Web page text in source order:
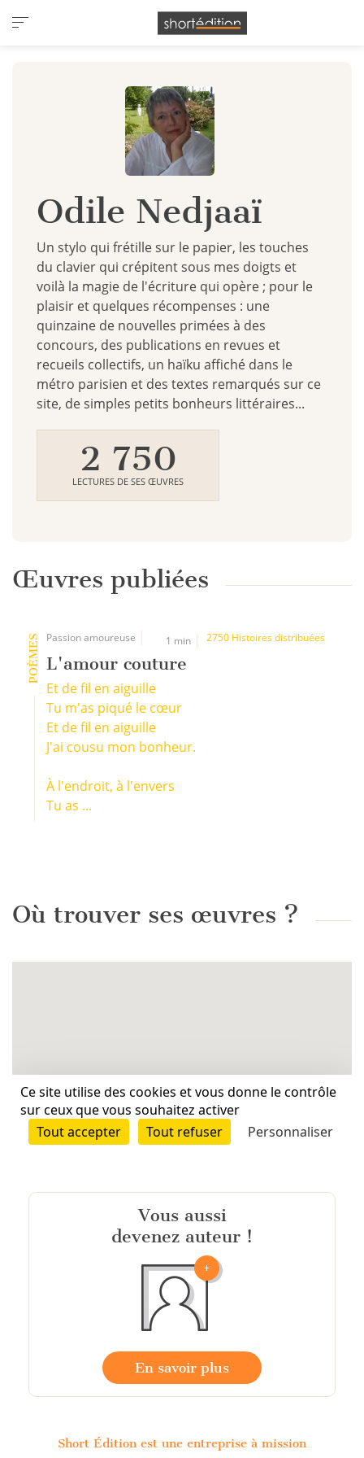
Panneau de gestion des cookies
Odile Nedjaaï
Un stylo qui frétille sur le papier, les touches
du clavier qui crépitent sous mes doigts et
voilà la magie de l'écriture qui opère ; pour le
plaisir et quelques récompenses : une
quinzaine de nouvelles primées à des
concours, des publications en revues et
recueils collectifs, un haïku affiché dans le
métro parisien et des textes remarqués sur ce
site, de simples petits bonheurs littéraires...
2 750
LECTURES DE SES ŒUVRES
Œuvres publiées
POÈMES Passion amoureuse 1 min 2750 Histoires distribuées
L'amour couture
Et de fil en aiguille
Tu m'as piqué le cœur
Et de fil en aiguille
J'ai cousu mon bonheur.
À l'endroit, à l'envers
Tu as ...
Où trouver ses œuvres ?
Vous aussi
devenez auteur !
En savoir plus
Short Édition est une entreprise à mission